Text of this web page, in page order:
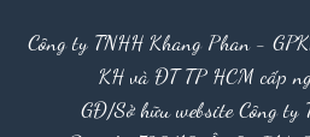
Công ty TNHH Khang Phan -
KH và ĐT TP HCM cấp
GĐ/Sở hữu website Công ty